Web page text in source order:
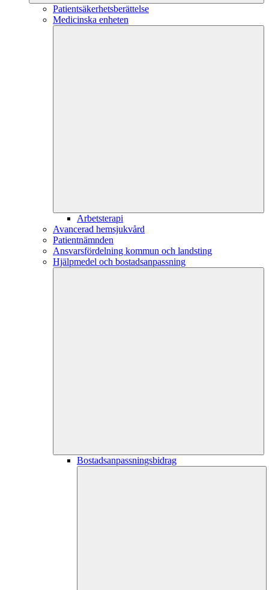
Patientsäkerhetsberättelse
Medicinska enheten
Arbetsterapi
Avancerad hemsjukvård
Patientnämnden
Ansvarsfördelning kommun och landsting
Hjälpmedel och bostadsanpassning
Bostadsanpassningsbidrag